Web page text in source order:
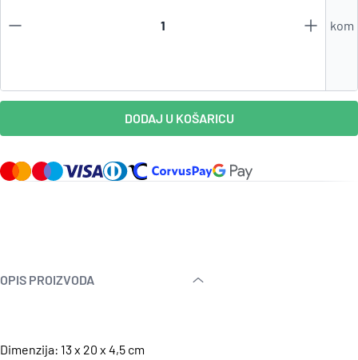
OPIS PROIZVODA
Dimenzija: 13 x 20 x 4,5 cm
kom
DODAJ U KOŠARICU